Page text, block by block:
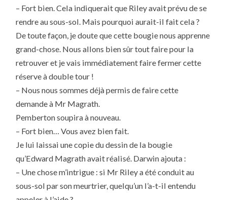
– Fort bien. Cela indiquerait que Riley avait prévu de se
rendre au sous-sol. Mais pourquoi aurait-il fait cela ?
De toute façon, je doute que cette bougie nous apprenne
grand-chose. Nous allons bien sûr tout faire pour la
retrouver et je vais immédiatement faire fermer cette
réserve à double tour !
– Nous nous sommes déjà permis de faire cette
demande à Mr Magrath.
Pemberton soupira à nouveau.
– Fort bien… Vous avez bien fait.
Je lui laissai une copie du dessin de la bougie
qu’Edward Magrath avait réalisé. Darwin ajouta :
– Une chose m’intrigue : si Mr Riley a été conduit au
sous-sol par son meurtrier, quelqu’un l’a-t-il entendu